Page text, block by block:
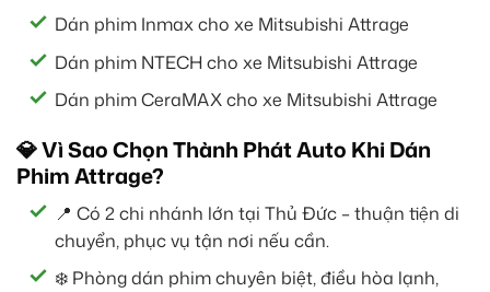
Dán phim Inmax cho xe Mitsubishi Attrage
Dán phim NTECH cho xe Mitsubishi Attrage
Dán phim CeraMAX cho xe Mitsubishi Attrage
💎 Vì Sao Chọn Thành Phát Auto Khi Dán
Phim Attrage?
📍 Có 2 chi nhánh lớn tại Thủ Đức – thuận tiện di
chuyển, phục vụ tận nơi nếu cần.
❄️ Phòng dán phim chuyên biệt, điều hòa lạnh,